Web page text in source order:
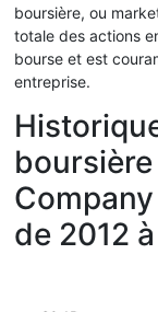
boursière, ou
totale des actions
bourse et est
entreprise.
de 2012